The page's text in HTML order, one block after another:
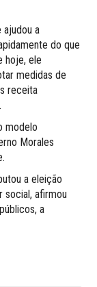
ajudou a
do que
hoje, ele
medidas de
receita
modelo
Morales
a eleição
social, afirmou
a